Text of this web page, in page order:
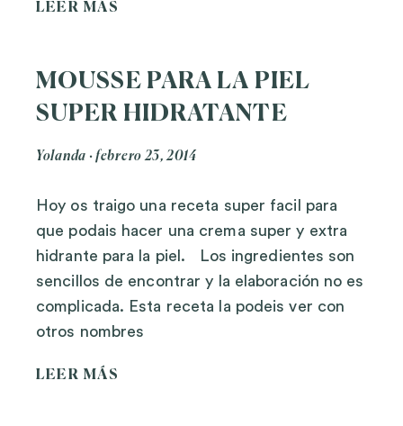
LEER MÁS
MOUSSE PARA LA PIEL
SUPER HIDRATANTE
Yolanda febrero 23, 2014
Hoy os traigo una receta super facil para
que podais hacer una crema super y extra
hidrante para la piel. Los ingredientes son
sencillos de encontrar y la elaboración no es
complicada. Esta receta la podeis ver con
otros nombres
LEER MÁS